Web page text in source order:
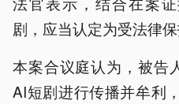
剧，应当认定为受法律保
本案合议庭认为，被告
AI短剧进行传播并牟利